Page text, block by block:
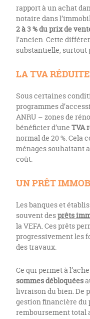
rapport à un achat
notaire dans
2 à 3 % du prix de
l’ancien. Cette
substantielle, surtout
LA TVA
Sous certaines
programmes
ANRU – zones de
bénéficier d’une TVA
normal de 20 %. Cela
ménages souhaitant
coût.
UN PRÊT
Les banques et
souvent desprêts
la VEFA. Ces prêts
progressivement les
des travaux.
Ce qui permet à
sommes débloquées
livraison du bien. De
gestion financière du
remboursement total